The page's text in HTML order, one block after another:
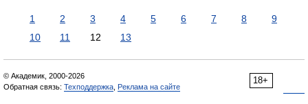
1 2 3 4 5 6 7 8
9
10
11 12 13
18+
© Академик, 2000-2026
Обратная связь: Техподдержка Реклама на сайте